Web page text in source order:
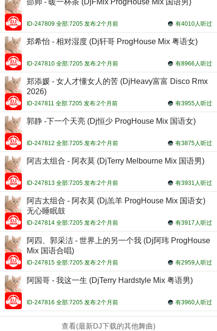
邵帅 - 暖一杯茶 (DjFMix ProgHouse Mix 国语男)
有4010人听过
ID-247809 全部:7205 发布:2个月前
郑希怡 - 相对湿度 (Dj轩哥 ProgHouse Mix 粤语女)
有8966人听过
ID-247810 全部:7205 发布:2个月前
郑添媛 - 女人才懂女人的苦 (DjHeavy富富 Disco Rmx
2026)
有3955人听过
ID-247811 全部:7205 发布:2个月前
郭静 -下一个天亮 (Dj恒少 ProgHouse Mix 国语女)
有3875人听过
ID-247812 全部:7205 发布:2个月前
阿吉太组合 - 阿衣莫 (DjTerry Melbourne Mix 国语男)
有3931人听过
ID-247813 全部:7205 发布:2个月前
阿吉太组合 - 阿衣莫 (Dj羔羊 ProgHouse Mix 国语女)
无心睡眠鼓
有3917人听过
ID-247814 全部:7205 发布:2个月前
阿四、郭采洁 - 世界上的另一个我 (Dj阿玮 ProgHouse
Mix 国语合唱)
有2959人听过
ID-247815 全部:7205 发布:2个月前
阿国哥 - 我这一生 (DjTerry Hardstyle Mix 粤语男)
有3960人听过
ID-247816 全部:7205 发布:2个月前
查看(最新DJ下载的其他舞曲)